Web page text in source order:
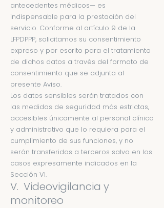
antecedentes médicos— es
indispensable para la prestación del
servicio. Conforme al artículo 9 de la
LFPDPPP, solicitamos su consentimiento
expreso y por escrito para el tratamiento
de dichos datos a través del formato de
consentimiento que se adjunta al
presente Aviso.
Los datos sensibles serán tratados con
las medidas de seguridad más estrictas,
accesibles únicamente al personal clínico
y administrativo que lo requiera para el
cumplimiento de sus funciones, y no
serán transferidos a terceros salvo en los
casos expresamente indicados en la
Sección VI.
V. Videovigilancia y
monitoreo